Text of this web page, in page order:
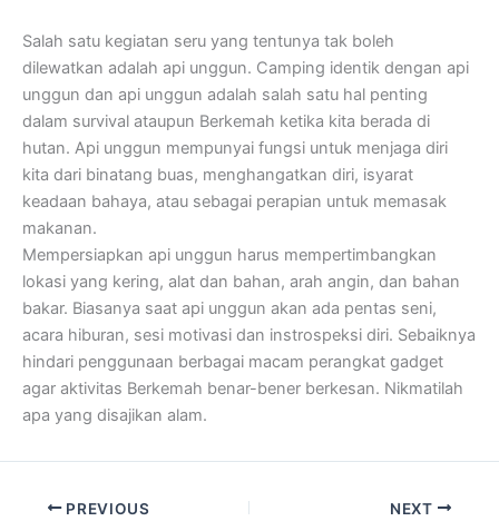
Salah satu kegiatan seru yang tentunya tak boleh
dilewatkan adalah api unggun. Camping identik dengan api
unggun dan api unggun adalah salah satu hal penting
dalam survival ataupun Berkemah ketika kita berada di
hutan. Api unggun mempunyai fungsi untuk menjaga diri
kita dari binatang buas, menghangatkan diri, isyarat
keadaan bahaya, atau sebagai perapian untuk memasak
makanan.
Mempersiapkan api unggun harus mempertimbangkan
lokasi yang kering, alat dan bahan, arah angin, dan bahan
bakar. Biasanya saat api unggun akan ada pentas seni,
acara hiburan, sesi motivasi dan instrospeksi diri. Sebaiknya
hindari penggunaan berbagai macam perangkat gadget
agar aktivitas Berkemah benar-bener berkesan. Nikmatilah
apa yang disajikan alam.
PREVIOUS NEXT